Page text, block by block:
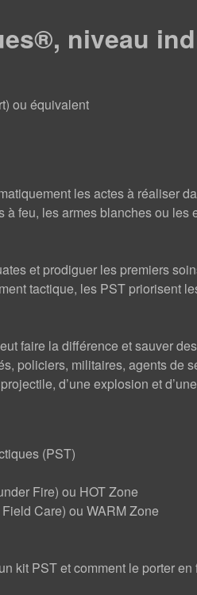
niveau
ou équivalent
les actes à réaliser
feu, les armes blanches ou les
et prodiguer les premiers
tactique, les PST priorisent
faire la différence et sauver
policiers, militaires, agents de
d’une explosion et
(PST)
Fire) ou HOT Zone
Care) ou WARM Zone
kit PST et comment le porter